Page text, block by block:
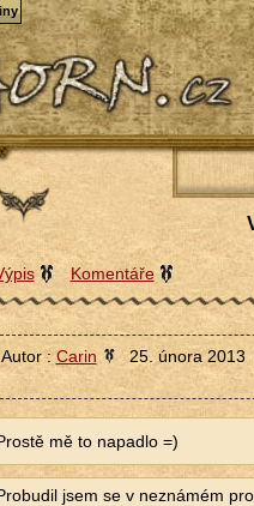
Komentáře
Autor :Carin 25. února
mě to napadlo =)
jsem se v neznámém